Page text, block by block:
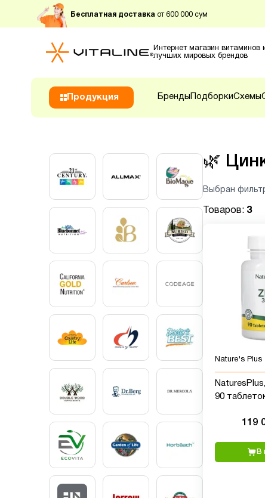
Бесплатная доставка от 600 000 сум
Интернет магазин витаминов
лучших мировых брендов
Продукция Бренды ПодборкиСхемы
🌿
Выбран
Товаров: 3
Nature's Plus
90
119
В